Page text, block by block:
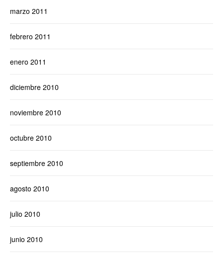
marzo 2011
febrero 2011
enero 2011
diciembre 2010
noviembre 2010
octubre 2010
septiembre 2010
agosto 2010
julio 2010
junio 2010